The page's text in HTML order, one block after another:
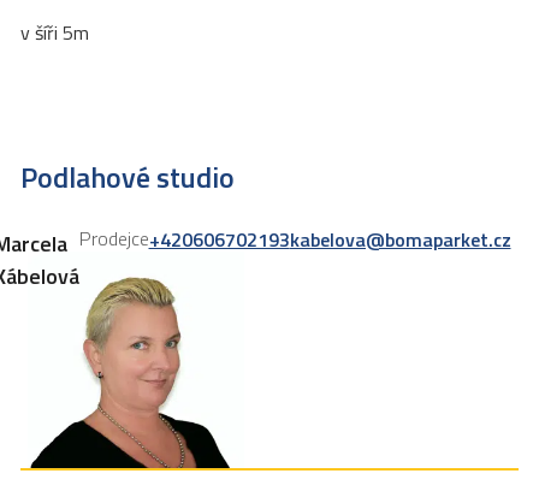
v šíři 5m
Podlahové studio
Prodejce+420606702193kabelova@bomaparket.cz